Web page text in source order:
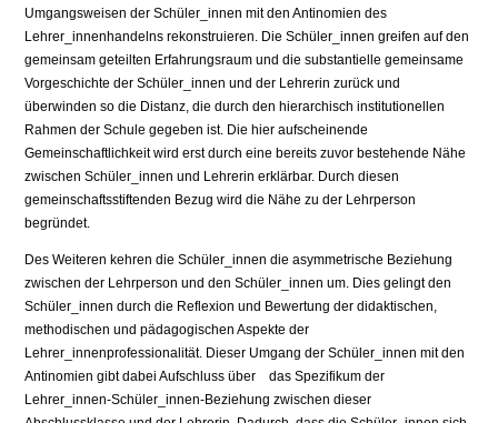
Umgangsweisen der Schüler_innen mit den Antinomien des
Lehrer_innenhandelns rekonstruieren. Die Schüler_innen greifen auf den
gemeinsam geteilten Erfahrungsraum und die substantielle gemeinsame
Vorgeschichte der Schüler_innen und der Lehrerin zurück und
überwinden so die Distanz, die durch den hierarchisch institutionellen
Rahmen der Schule gegeben ist. Die hier aufscheinende
Gemeinschaftlichkeit wird erst durch eine bereits zuvor bestehende Nähe
zwischen Schüler_innen und Lehrerin erklärbar. Durch diesen
gemeinschaftsstiftenden Bezug wird die Nähe zu der Lehrperson
begründet.
Des Weiteren kehren die Schüler_innen die asymmetrische Beziehung
zwischen der Lehrperson und den Schüler_innen um. Dies gelingt den
Schüler_innen durch die Reflexion und Bewertung der didaktischen,
methodischen und pädagogischen Aspekte der
Lehrer_innenprofessionalität. Dieser Umgang der Schüler_innen mit den
Antinomien gibt dabei Aufschluss über das Spezifikum der
Lehrer_innen-Schüler_innen-Beziehung zwischen dieser